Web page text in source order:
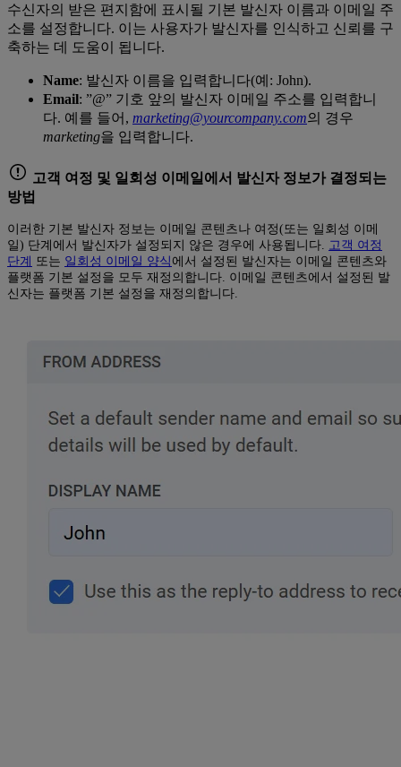
수신자의 받은 편지함에 표시될 기본 발신자 이름과 이메일 주
소를 설정합니다. 이는 사용자가 발신자를 인식하고 신뢰를 구
축하는 데 도움이 됩니다.
Name: 발신자 이름을 입력합니다(예: John).
Email: ”@” 기호 앞의 발신자 이메일 주소를 입력합니
다. 예를 들어, marketing@yourcompany.com의 경우
marketing을 입력합니다.
고객 여정 및 일회성 이메일에서 발신자 정보가 결정되는
방법
이러한 기본 발신자 정보는 이메일 콘텐츠나 여정(또는 일회성 이메
일) 단계에서 발신자가 설정되지 않은 경우에 사용됩니다.
고객 여정
단계 또는 일회성 이메일 양식 에서 설정된 발신자는 이메일 콘텐츠와
플랫폼 기본 설정을 모두 재정의합니다. 이메일 콘텐츠에서 설정된 발
신자는 플랫폼 기본 설정을 재정의합니다.